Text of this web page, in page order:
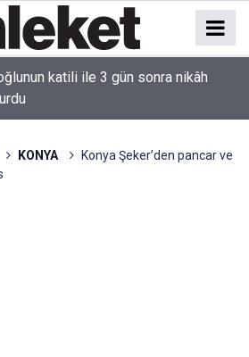
katili ile 3 gün sonra nikâh
KONYA
Konya Şeker’den pancar ve